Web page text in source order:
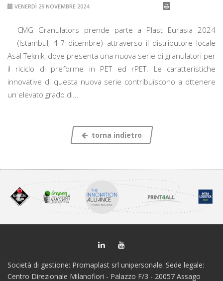
VENERDÌ 29 NOVEMBRE 2024
CMG Granulators prende parte a Plast Eurasia 2024
(Istambul, 4-7 dicembre) attraverso il distributore locale
Asal Teknik, dove presenta una nuova serie di granulatori per
il riciclo di preforme in PET ed rPET. Le caratteristiche
innovative di questa nuova serie contribuiscono a ottenere
un elevato grado di...
torna indietro
Società di gestione: Promaplast srl unipersonale. Sede legale:
Centro Direzionale Milanofiori - Palazzo F/3 - 20057 Assago